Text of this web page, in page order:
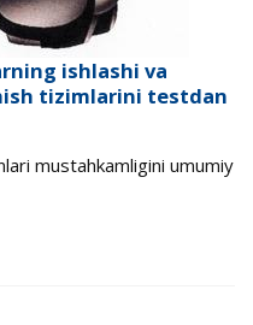
ishlashi va
tizimlarini testdan
mustahkamligini umumiy